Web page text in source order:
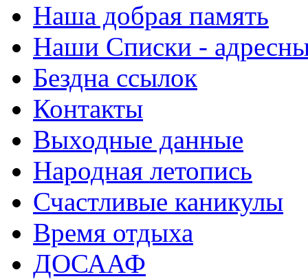
Наша добрая память
Наши Списки -
Бездна ссылок
Контакты
Выходные данные
Народная летопись
Счастливые каникулы
Время отдыха
ДОСААФ